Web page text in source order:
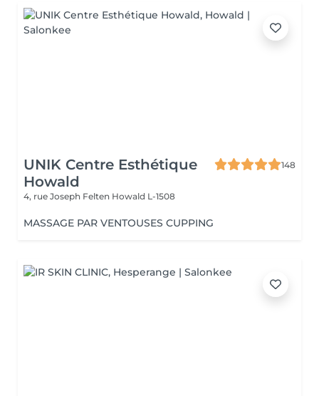
UNIK Centre Esthétique
Howald
148
4, rue Joseph Felten Howald L-1508
MASSAGE PAR VENTOUSES CUPPING